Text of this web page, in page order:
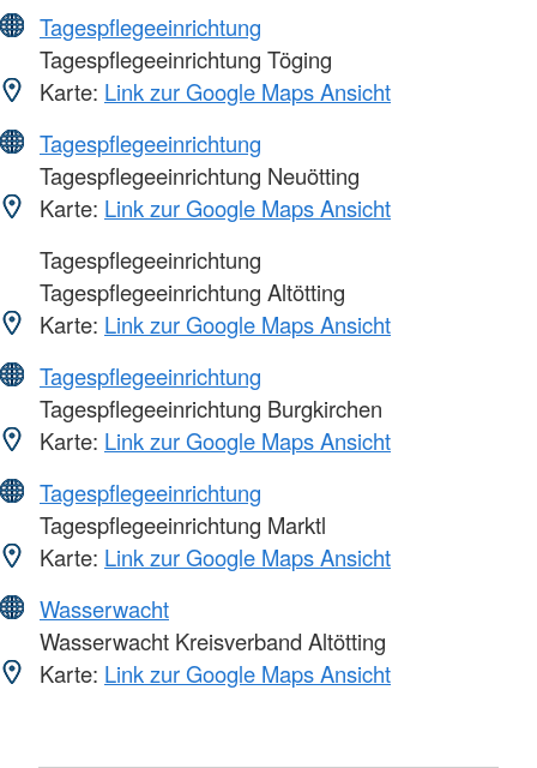
Tagespflegeeinrichtung
Tagespflegeeinrichtung Töging
Karte: Link zur Google Maps Ansicht
Tagespflegeeinrichtung
Tagespflegeeinrichtung Neuötting
Karte: Link zur Google Maps Ansicht
Tagespflegeeinrichtung
Tagespflegeeinrichtung Altötting
Karte: Link zur Google Maps Ansicht
Tagespflegeeinrichtung
Tagespflegeeinrichtung Burgkirchen
Karte: Link zur Google Maps Ansicht
Tagespflegeeinrichtung
Tagespflegeeinrichtung Marktl
Karte: Link zur Google Maps Ansicht
Wasserwacht
Wasserwacht Kreisverband Altötting
Karte: Link zur Google Maps Ansicht